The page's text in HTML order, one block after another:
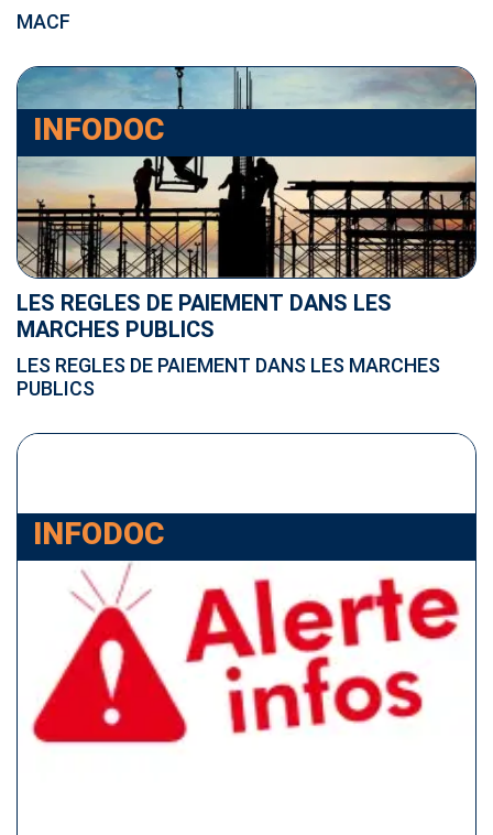
MACF
INFODOC
LES REGLES DE PAIEMENT DANS LES
MARCHES PUBLICS
LES REGLES DE PAIEMENT DANS LES MARCHES
PUBLICS
INFODOC